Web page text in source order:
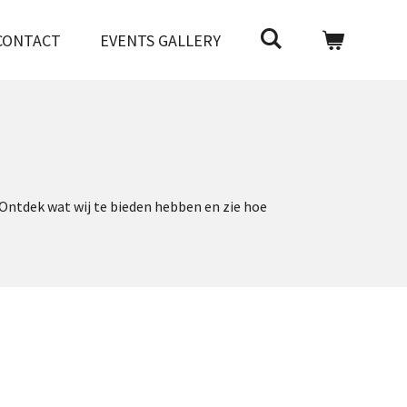
EVENTS GALLERY
wat wij te bieden hebben en zie hoe